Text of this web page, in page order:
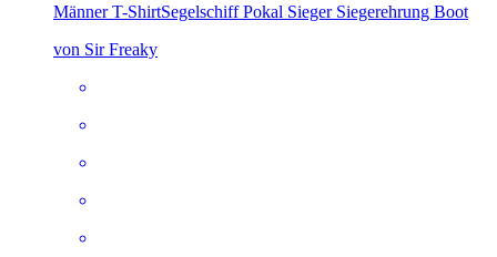
Männer T-ShirtSegelschiff Pokal Sieger Siegerehrung Boot
von Sir Freaky